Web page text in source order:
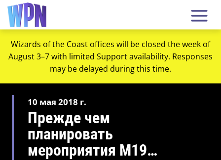
Wizards of the Coast offices will be closed the week of
August 3–7 with limited Support availability. Responses
may be delayed during this time.
10 мая 2018 г.
Прежде чем
планировать
мероприятия M19…